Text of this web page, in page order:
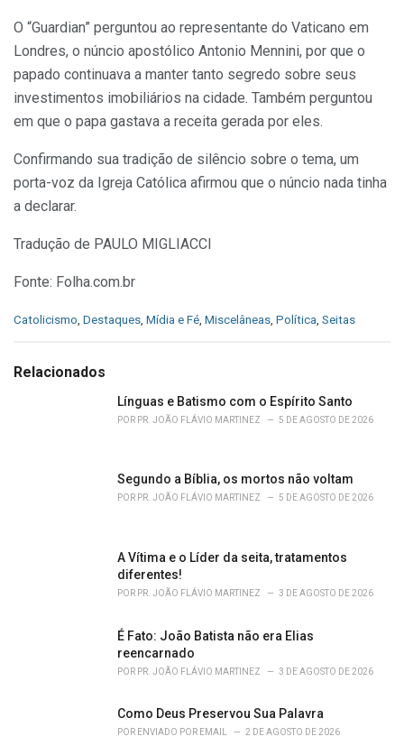
O “Guardian” perguntou ao representante do Vaticano em
Londres, o núncio apostólico Antonio Mennini, por que o
papado continuava a manter tanto segredo sobre seus
investimentos imobiliários na cidade. Também perguntou
em que o papa gastava a receita gerada por eles.
Confirmando sua tradição de silêncio sobre o tema, um
porta-voz da Igreja Católica afirmou que o núncio nada tinha
a declarar.
Tradução de PAULO MIGLIACCI
Fonte: Folha.com.br
C
e
Catolicismo, Destaques, Mídia e Fé, Miscelâneas, Política, Seitas
Relacionados
Línguas e Batismo com o Espírito Santo
POR PR. JOÃO FLÁVIO MARTINEZ 5 DE AGOSTO DE 2026
Segundo a Bíblia, os mortos não voltam
POR PR. JOÃO FLÁVIO MARTINEZ 5 DE AGOSTO DE 2026
A Vítima e o Líder da seita, tratamentos
diferentes!
POR PR. JOÃO FLÁVIO MARTINEZ 3 DE AGOSTO DE 2026
É Fato: João Batista não era Elias
reencarnado
POR PR. JOÃO FLÁVIO MARTINEZ 3 DE AGOSTO DE 2026
Como Deus Preservou Sua Palavra
POR ENVIADO POR EMAIL 2 DE AGOSTO DE 2026